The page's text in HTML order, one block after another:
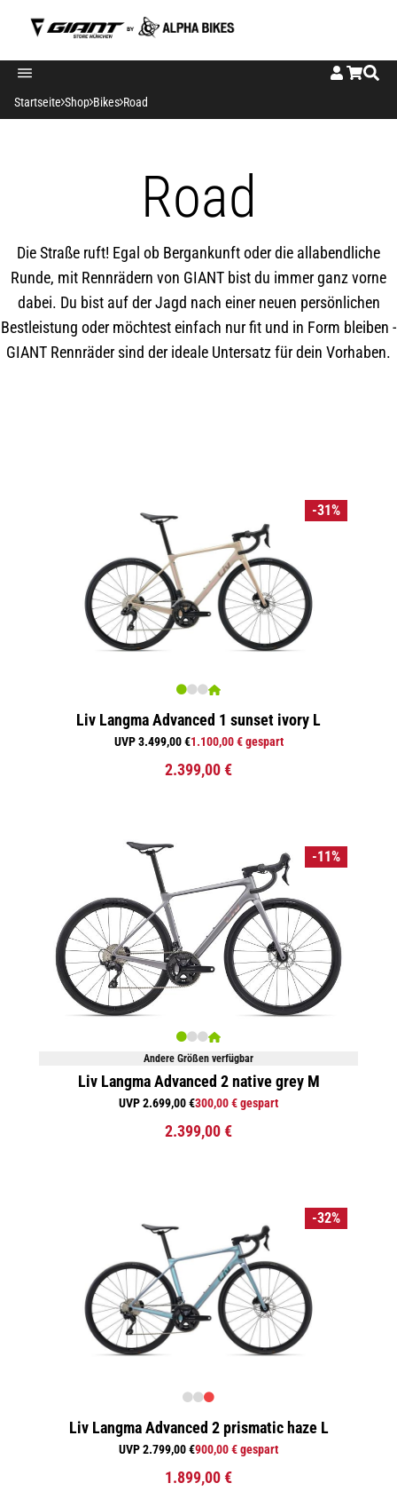
E-Bike
E-Road
E-Gravel
Mountainbike
Kids
SALE TEILE
Startseite Shop Bikes Road
Road
Die Straße ruft! Egal ob Bergankunft oder die allabendliche
Runde, mit Rennrädern von GIANT bist du immer ganz vorne
dabei. Du bist auf der Jagd nach einer neuen persönlichen
Bestleistung oder möchtest einfach nur fit und in Form bleiben -
GIANT Rennräder sind der ideale Untersatz für dein Vorhaben.
-31%
Liv Langma Advanced 1 sunset ivory L
UVP 3.499,00 €1.100,00 € gespart
2.399,00 €
-11%
Andere Größen verfügbar
Liv Langma Advanced 2 native grey M
UVP 2.699,00 €300,00 € gespart
2.399,00 €
-32%
Liv Langma Advanced 2 prismatic haze L
UVP 2.799,00 €900,00 € gespart
1.899,00 €